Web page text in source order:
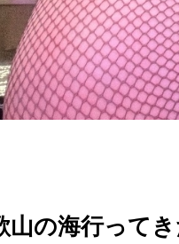
山の海行って